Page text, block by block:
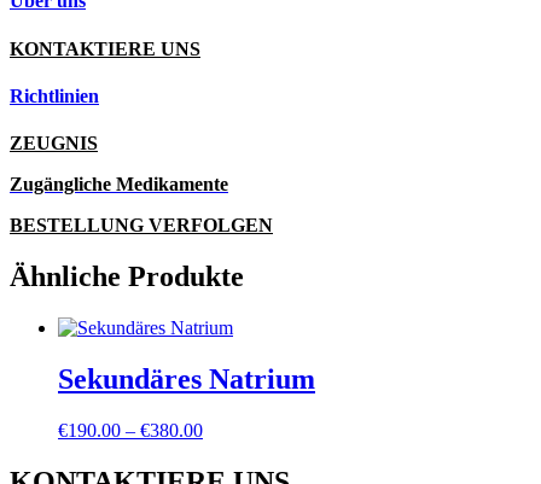
KONTAKTIERE UNS
Richtlinien
ZEUGNIS
Zugängliche Medikamente
BESTELLUNG VERFOLGEN
Ähnliche Produkte
Sekundäres Natrium
€190.00 – €380.00Preisspanne:
bis